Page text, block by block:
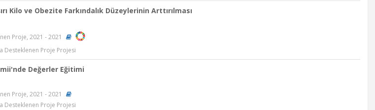
Kilo ve Obezite Farkındalık Düzeylerinin Arttırılması
Proje, 2021 - 2021
Desteklenen Proje Projesi
Değerler Eğitimi
Proje, 2021 - 2021
Desteklenen Proje Projesi